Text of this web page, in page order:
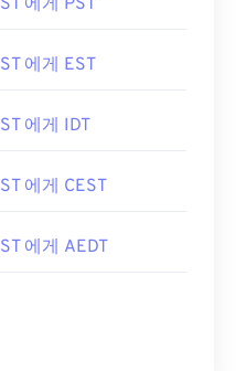
에게 PST
에게 EST
에게 IDT
에게 CEST
에게 AEDT